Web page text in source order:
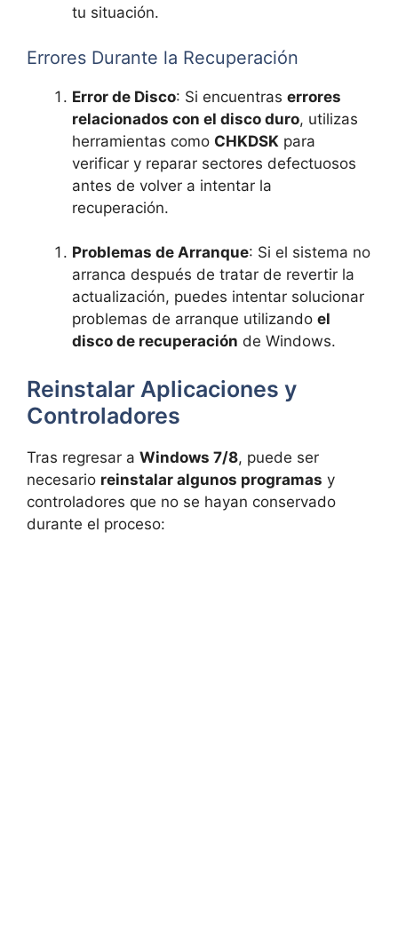
tu situación.
Errores Durante la Recuperación
Error de Disco: Si encuentras errores
relacionados con el disco duro, utilizas
herramientas como CHKDSK para
verificar y reparar sectores defectuosos
antes de volver a intentar la
recuperación.
Problemas de Arranque: Si el sistema no
arranca después de tratar de revertir la
actualización, puedes intentar solucionar
problemas de arranque utilizando el
disco de recuperación de Windows.
Reinstalar Aplicaciones y
Controladores
Tras regresar a Windows 7/8, puede ser
necesario reinstalar algunos programas y
controladores que no se hayan conservado
durante el proceso: